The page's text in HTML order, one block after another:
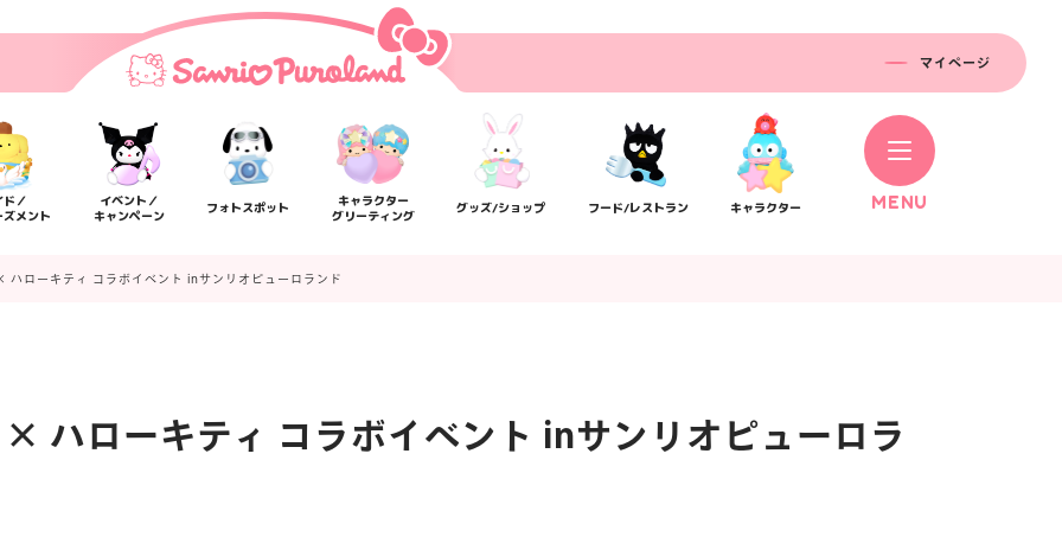
マイページ
MENU
ド／
メント
イベント／
キャンペーン
フォトスポット
キャラクター
グリーティング
グッズ/ショップ フード/レストラン キャラクター
ハローキティ コラボイベント inサンリオピューロランド
ハローキティ コラボイベント inサンリオピューロラ